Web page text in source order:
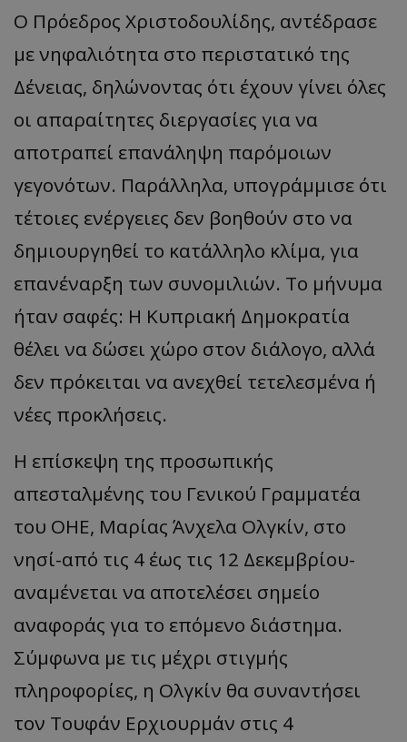
Ο Πρόεδρος Χριστοδουλίδης, αντέδρασε
με νηφαλιότητα στο περιστατικό της
Δένειας, δηλώνοντας ότι έχουν γίνει όλες
οι απαραίτητες διεργασίες για να
αποτραπεί επανάληψη παρόμοιων
γεγονότων. Παράλληλα, υπογράμμισε ότι
τέτοιες ενέργειες δεν βοηθούν στο να
δημιουργηθεί το κατάλληλο κλίμα, για
επανέναρξη των συνομιλιών. Το μήνυμα
ήταν σαφές: Η Κυπριακή Δημοκρατία
θέλει να δώσει χώρο στον διάλογο, αλλά
δεν πρόκειται να ανεχθεί τετελεσμένα ή
νέες προκλήσεις.
Η επίσκεψη της προσωπικής
απεσταλμένης του Γενικού Γραμματέα
του ΟΗΕ, Μαρίας Άνχελα Ολγκίν, στο
νησί-από τις 4 έως τις 12 Δεκεμβρίου-
αναμένεται να αποτελέσει σημείο
αναφοράς για το επόμενο διάστημα.
Σύμφωνα με τις μέχρι στιγμής
πληροφορίες, η Ολγκίν θα συναντήσει
τον Τουφάν Ερχιουρμάν στις 4